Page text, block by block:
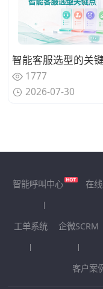
1777
2026-07-30
智能呼叫中心 在
工单系统
企微SCRM
客户案